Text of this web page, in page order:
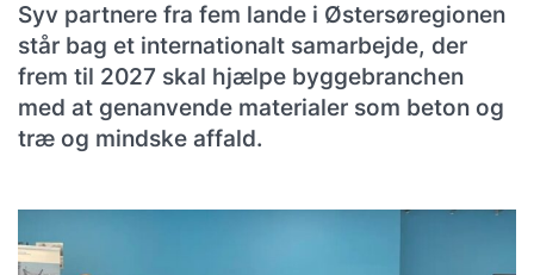
Syv partnere fra fem lande i Østersøregionen
står bag et internationalt samarbejde, der
frem til 2027 skal hjælpe byggebranchen
med at genanvende materialer som beton og
træ og mindske affald.